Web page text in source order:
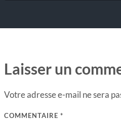
Laisser un
Votre adresse e-mail ne sera
COMMENTAIRE *